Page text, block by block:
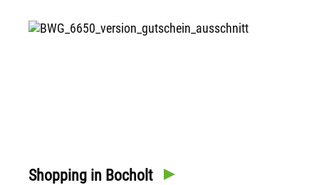
Shopping in Bocholt